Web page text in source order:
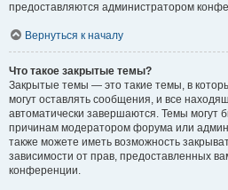
предоставляются администратором
Вернуться к началу
Что такое закрытые темы?
Закрытые темы — это такие темы, в
могут оставлять сообщения, и все
автоматически завершаются. Темы могут
причинам модератором форума или
также можете иметь возможность
зависимости от прав, предоставленных
конференции.